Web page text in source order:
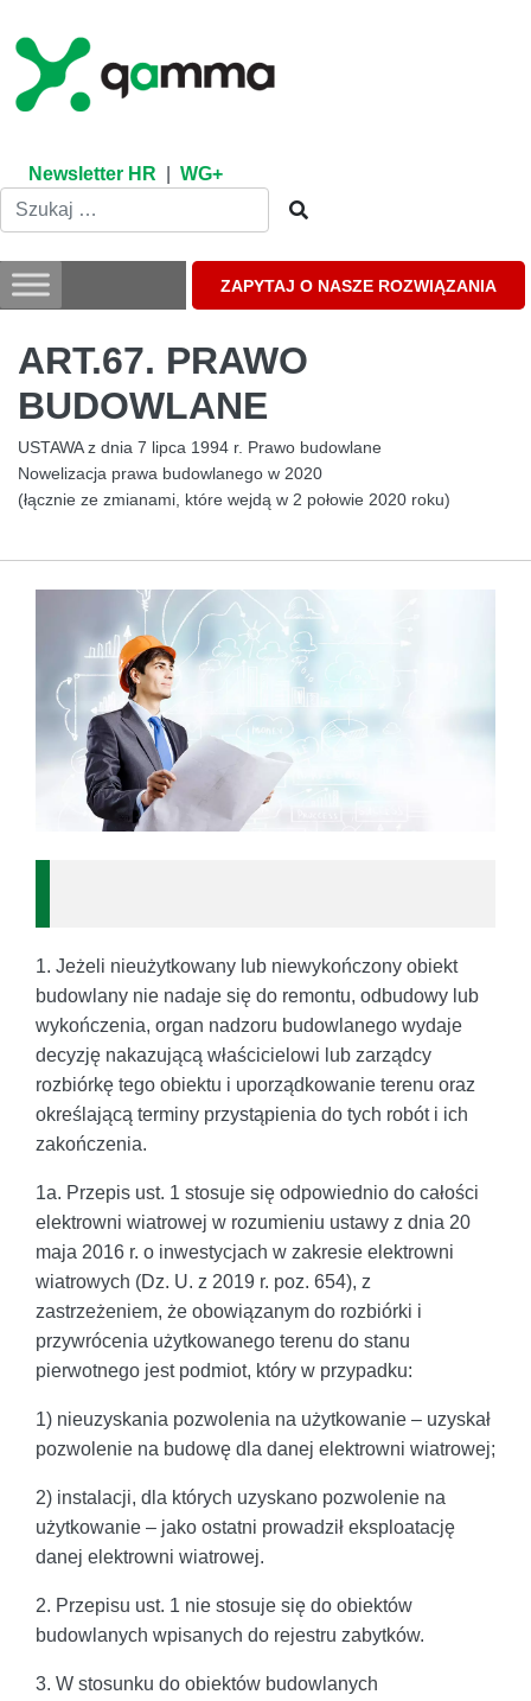
content
Newsletter HR WG+
ZAPYTAJ O NASZE ROZWIĄZANIA
ART.67. PRAWO
BUDOWLANE
USTAWA z dnia 7 lipca 1994 r. Prawo budowlane
Nowelizacja prawa budowlanego w 2020
(łącznie ze zmianami, które wejdą w 2 połowie 2020 roku)
1. Jeżeli nieużytkowany lub niewykończony obiekt
budowlany nie nadaje się do remontu, odbudowy lub
wykończenia, organ nadzoru budowlanego wydaje
decyzję nakazującą właścicielowi lub zarządcy
rozbiórkę tego obiektu i uporządkowanie terenu oraz
określającą terminy przystąpienia do tych robót i ich
zakończenia.
1a. Przepis ust. 1 stosuje się odpowiednio do całości
elektrowni wiatrowej w rozumieniu ustawy z dnia 20
maja 2016 r. o inwestycjach w zakresie elektrowni
wiatrowych (Dz. U. z 2019 r. poz. 654), z
zastrzeżeniem, że obowiązanym do rozbiórki i
przywrócenia użytkowanego terenu do stanu
pierwotnego jest podmiot, który w przypadku:
1) nieuzyskania pozwolenia na użytkowanie – uzyskał
pozwolenie na budowę dla danej elektrowni wiatrowej;
2) instalacji, dla których uzyskano pozwolenie na
użytkowanie – jako ostatni prowadził eksploatację
danej elektrowni wiatrowej.
2. Przepisu ust. 1 nie stosuje się do obiektów
budowlanych wpisanych do rejestru zabytków.
3. W stosunku do obiektów budowlanych